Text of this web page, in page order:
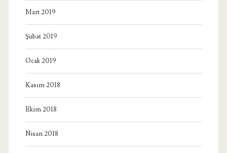
Mart 2019
Şubat 2019
Ocak 2019
Kasım 2018
Ekim 2018
Nisan 2018